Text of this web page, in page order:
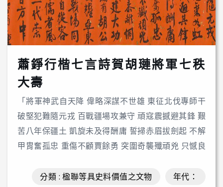
蕭錚行楷七言詩賀胡璉將軍七秩
大壽
「將軍神武自天降 偉略深謀不世雄 東征北伐專師干
破堅犯難隨元戎 百戰疆場攻兼守 頑寇震撼避其鋒 艱
苦八年保疆土 凱旋未及得酬庸 誓掃赤眉拔劍起 不解
甲胄奮孤忠 重傷不顧賈餘勇 突圍奇襲殲頑兇 只憾良
立大功 敵礮長轟終不動 金門鎖鑰有胡公 臺澎基地金
年代：
分類 : 楹聯等具史料價值之文物